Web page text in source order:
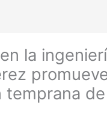
la
temprana